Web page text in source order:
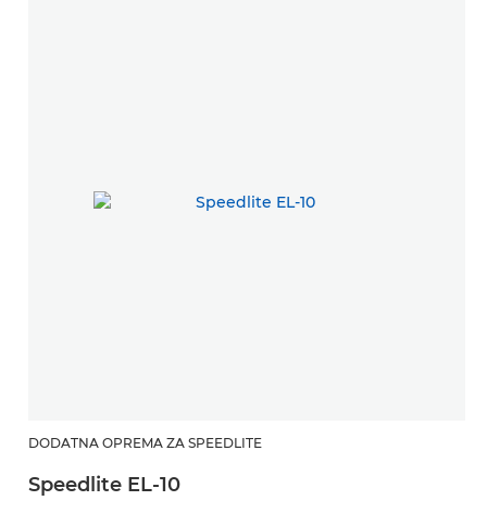
DODATNA OPREMA ZA SPEEDLITE
Speedlite EL-10